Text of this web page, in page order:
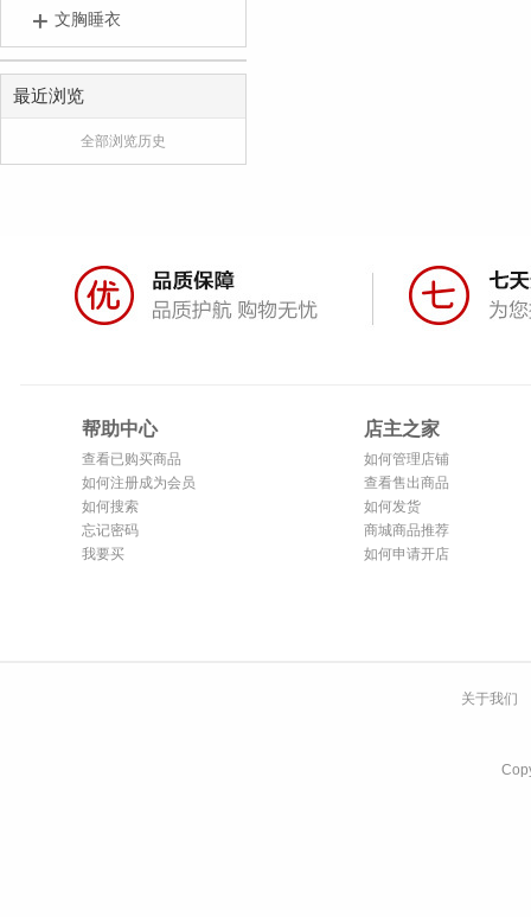
文胸睡衣
最近浏览
全部浏览历史
帮助中心
查看已购买商品
如何注册成为会员
如何搜索
忘记密码
我要买
店主之家
如何管理店铺
查看售出商品
如何发货
商城商品推荐
如何申请开店
关于我们